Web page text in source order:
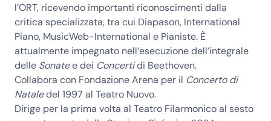
l’ORT, ricevendo importanti riconoscimenti dalla
critica specializzata, tra cui Diapason, International
Piano, MusicWeb-International e Pianiste. È
attualmente impegnato nell’esecuzione dell’integrale
delle Sonatee dei Concertidi Beethoven.
Collabora con Fondazione Arena per il Concerto di
Nataledel 1997 al Teatro Nuovo.
Dirige per la prima volta al Teatro Filarmonico al sesto